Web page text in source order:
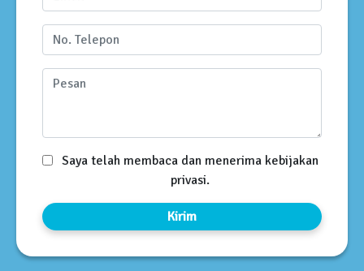
Saya telah membaca dan menerima kebijakan
privasi.
Kirim